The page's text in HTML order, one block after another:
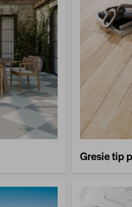
Gresie tip